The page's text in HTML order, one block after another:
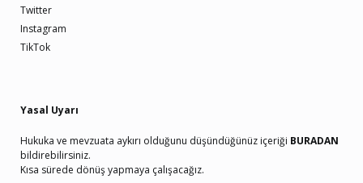
Twitter
Instagram
TikTok
Yasal Uyarı
Hukuka ve mevzuata aykırı olduğunu düşündüğünüz içeriği BURADAN
bildirebilirsiniz.
Kısa sürede dönüş yapmaya çalışacağız.